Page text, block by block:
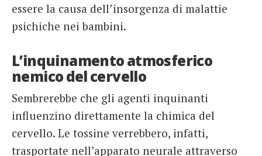
essere la causa dell’insorgenza di malattie
psichiche nei bambini.
L’inquinamento atmosferico
nemico del cervello
Sembrerebbe che gli agenti inquinanti
influenzino direttamente la chimica del
cervello. Le tossine verrebbero, infatti,
trasportate nell’apparato neurale attraverso